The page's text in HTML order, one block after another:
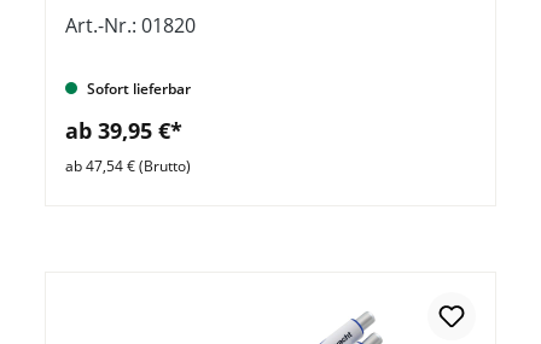
Art.-Nr.: 01820
Sofort lieferbar
ab 39,95 €*
ab 47,54 € (Brutto)